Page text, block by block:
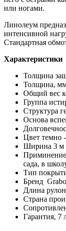
или ногами.
Линолеум
интенсивной
Стандартная
Характеристики
Толщина
Толщина,
Общий вес
Группа
Структура
Основа
Цвет темно
Ширина 3 м
сада, в
Тип
Бренд
Длина
Страна
Гарантия, 7